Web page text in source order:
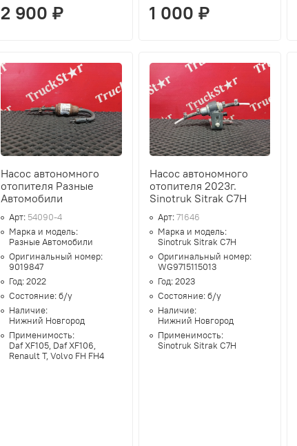
2 900 ₽ 1 000 ₽
Насос автономного
отопителя Разные
Автомобили
Арт: 54090-4
Марка и модель:
Разные Автомобили
Оригинальный номер:
9019847
Год:2022
Состояние:б/у
Наличие:
Нижний Новгород
Применимость:
Daf XF105, Daf XF106,
Renault T, Volvo FH FH4
Насос автономного
отопителя 2023г.
Sinotruk Sitrak C7H
Арт:71646
Марка и модель:
Sinotruk Sitrak C7H
Оригинальный номер:
WG9715115013
Год:2023
Состояние:б/у
Наличие:
Нижний Новгород
Применимость:
Sinotruk Sitrak C7H